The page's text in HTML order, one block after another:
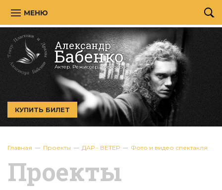
МЕНЮ
Александр
Бабенко
Актер. Режиссёр. Хореограф.
КУПИТЬ БИЛЕТ
Главная Проекты ДАР - ВЕТЕР Фото и видео спектакля
Проекты